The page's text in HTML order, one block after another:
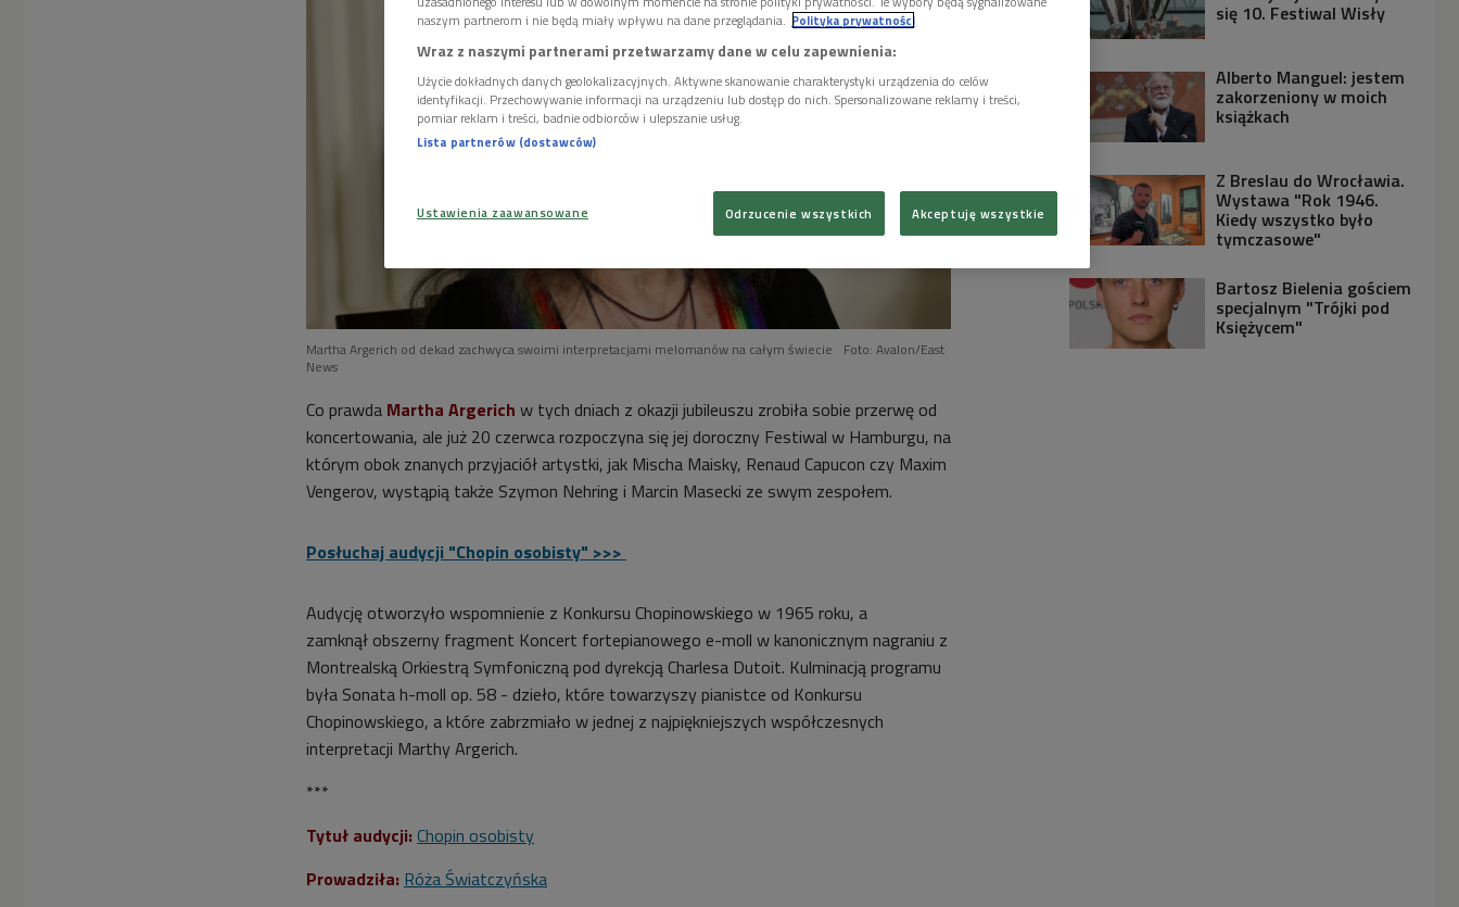
Martha Argerich od dekad zachwyca swoimi interpretacjami melomanów na całym świecie
Foto: Avalon/East
News
Co prawda Martha Argerich w tych dniach z okazji jubileuszu zrobiła sobie przerwę od
koncertowania, ale już 20 czerwca rozpoczyna się jej doroczny Festiwal w Hamburgu, na
którym obok znanych przyjaciół artystki, jak Mischa Maisky, Renaud Capucon czy Maxim
Vengerov, wystąpią także Szymon Nehring i Marcin Masecki ze swym zespołem.
Posłuchaj audycji "Chopin osobisty" >>>
Audycję otworzyło wspomnienie z Konkursu Chopinowskiego w 1965 roku, a
zamknął obszerny fragment Koncert fortepianowego e-moll w kanonicznym nagraniu z
Montrealską Orkiestrą Symfoniczną pod dyrekcją Charlesa Dutoit. Kulminacją programu
była Sonata h-moll op. 58 - dzieło, które towarzyszy pianistce od Konkursu
Chopinowskiego, a które zabrzmiało w jednej z najpiękniejszych współczesnych
interpretacji Marthy Argerich.
***
Tytuł audycji: Chopin osobisty
Prowadziła: Róża Światczyńska
się 10. Festiwal Wisły
Alberto Manguel: jestem
zakorzeniony w moich
książkach
Z Breslau do Wrocławia.
Wystawa "Rok 1946.
Kiedy wszystko było
tymczasowe"
Bartosz Bielenia gościem
specjalnym "Trójki pod
Księżycem"
naszym partnerom i nie będą miały wpływu na dane przeglądania. Polityka prywatności
Wraz z naszymi partnerami przetwarzamy dane w celu zapewnienia:
Użycie dokładnych danych geolokalizacyjnych. Aktywne skanowanie charakterystyki urządzenia do celów
identyfikacji. Przechowywanie informacji na urządzeniu lub dostęp do nich. Spersonalizowane reklamy i treści,
pomiar reklam i treści, badnie odbiorców i ulepszanie usług.
Lista partnerów (dostawców)
Ustawienia zaawansowane Odrzucenie wszystkich Akceptuję wszystkie